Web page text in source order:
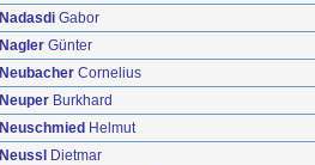
Nadasdi Gabor
Nagler Günter
Neubacher Cornelius
Neuper Burkhard
Neuschmied Helmut
Neussl
Dietmar